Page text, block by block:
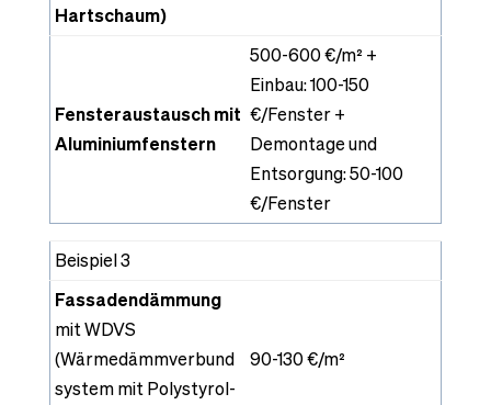
Hartschaum)
Fensteraustausch mit
Aluminiumfenstern
500-600 €/m² +
Einbau: 100-150
€/Fenster +
Demontage und
Entsorgung: 50-100
€/Fenster
Beispiel 3
Fassadendämmung
mit WDVS
(Wärmedämmverbund
system mit Polystyrol-
90-130 €/m²